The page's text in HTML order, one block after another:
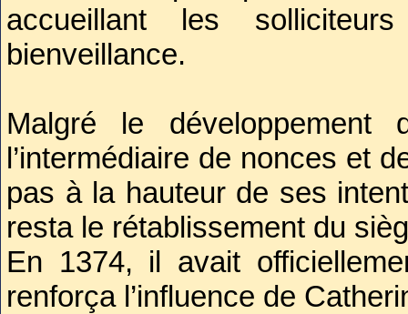
accueillant les
bienveillance.
Malgré le développement
l’intermédiaire de nonces et
pas à la hauteur de ses
resta le rétablissement du
En 1374, il avait
renforça l’influence de